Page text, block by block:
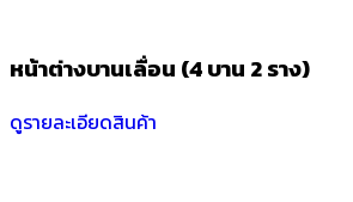
หน้าต่างบานเลื่อน (4 บาน 2 ราง)
ดูรายละเอียดสินค้า